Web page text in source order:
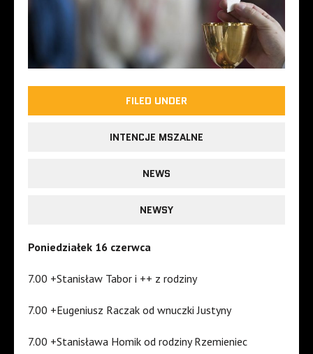
FILED UNDER
INTENCJE MSZALNE
NEWS
NEWSY
Poniedziałek 16 czerwca
7.00 +Stanisław Tabor i ++ z rodziny
7.00 +Eugeniusz Raczak od wnuczki Justyny
7.00 +Stanisława Homik od rodziny Rzemieniec